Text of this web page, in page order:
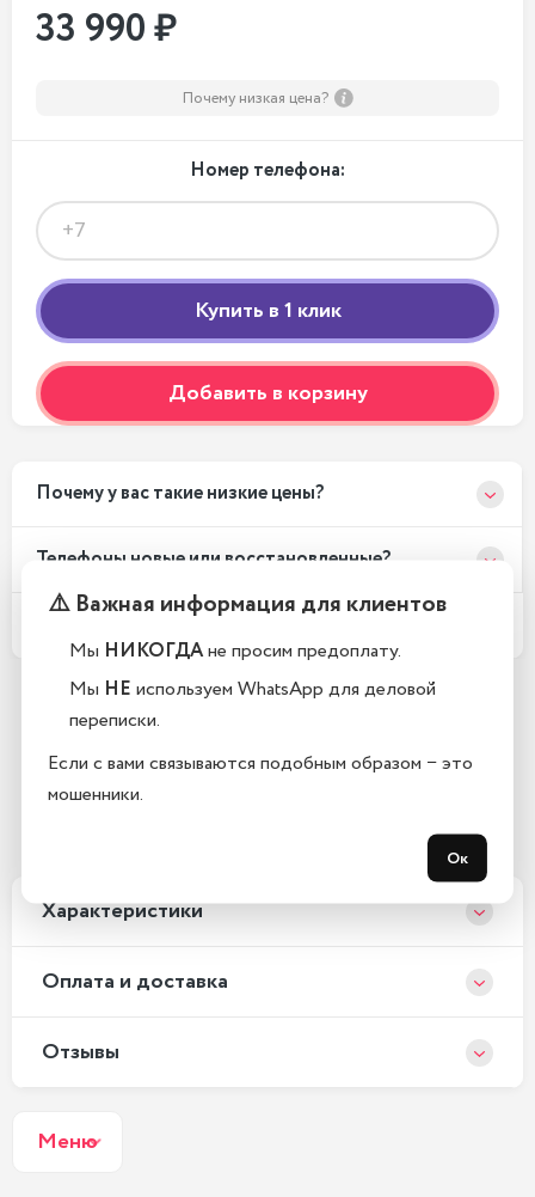
33 990 ₽
Почему низкая цена?
Номер телефона:
Добавить в корзину
Почему у вас такие низкие цены?
Телефоны новые или восстановленные?
Какой срок гарантии?
Остались вопросы?
Закажите обратный звонок
Xарактеристики
Оплата и доставка
Отзывы
Меню
⚠️ Важная информация для клиентов
Мы НИКОГДАне просим предоплату.
Мы НЕ используем WhatsApp для деловой
переписки.
Если с вами связываются подобным образом − это
мошенники.
Ок